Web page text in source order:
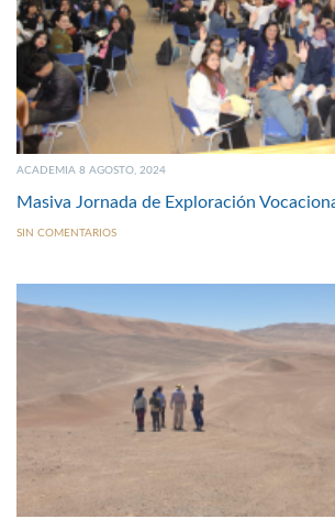
ACADEMIA 8 AGOSTO, 2024
Masiva Jornada de Exploración
SIN COMENTARIOS